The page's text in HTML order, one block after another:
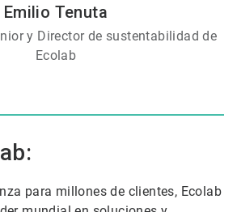
Emilio Tenuta
y Director de sustentabilidad de
Ecolab
para millones de clientes, Ecolab